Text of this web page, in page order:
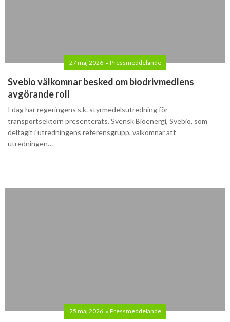
27 maj 2026 Pressmeddelande
Svebio välkomnar besked om biodrivmedlens
avgörande roll
I dag har regeringens s.k. styrmedelsutredning för
transportsektorn presenterats. Svensk Bioenergi, Svebio, som
deltagit i utredningens referensgrupp, välkomnar att
utredningen…
25 maj 2026 Pressmeddelande